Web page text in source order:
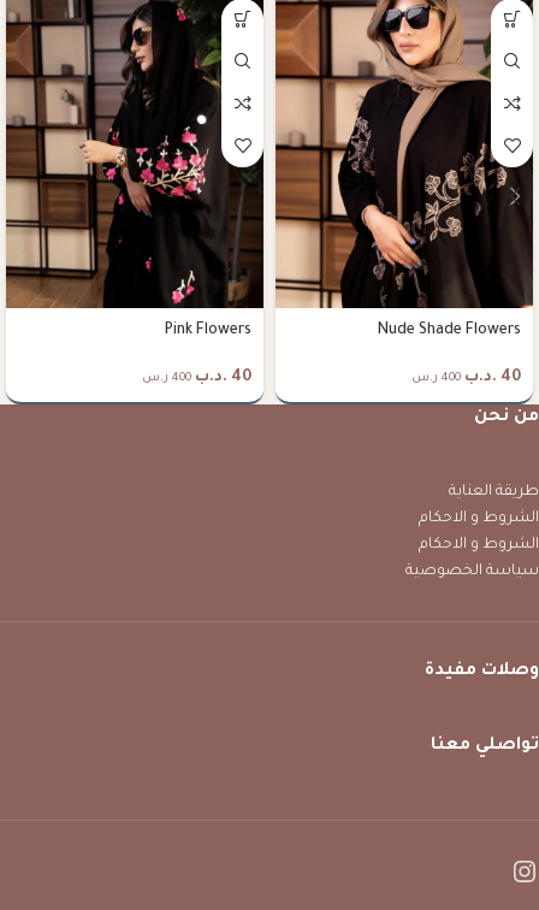
Nude Shade Flowers
40 .د.ب 400 ر.س
Pink Flowers
40 .د.ب 400 ر.س
من نحن
طريقة العناية
الشروط و الاحكام
الشروط و الاحكام
سياسة الخصوصية
وصلات مفيدة
تواصلي معنا